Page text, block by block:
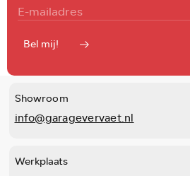
Bel mij!
Showroom
info@garagevervaet.nl
Werkplaats